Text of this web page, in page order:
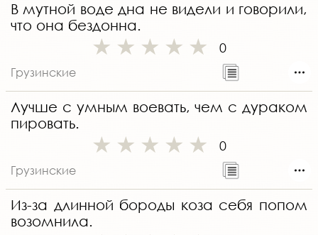
В мутной воде дна не видели и говорили,
что она бездонна.
0
Грузинские
Лучше с умным воевать, чем с дураком
пировать.
0
Грузинские
Из-за длинной бороды коза себя попом
возомнила.